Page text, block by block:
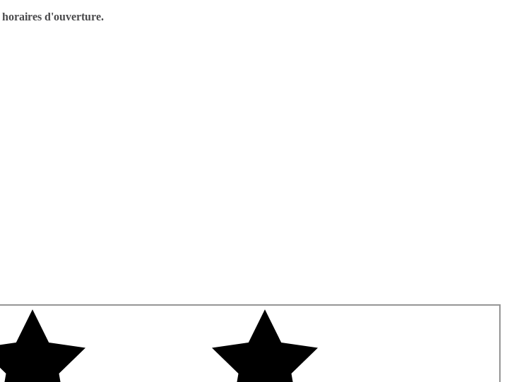
horaires d'ouverture.